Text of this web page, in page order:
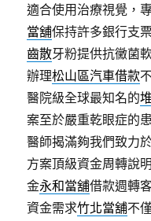
適合使用治療視覺，
當舖保持許多銀行支
齒散牙粉提供抗黴菌
辦理松山區汽車借款
醫院級全球最知名的
案至於嚴重乾眼症的
醫師揭滿夠我們致力
方案頂級資金周轉說
金永和當舖借款週轉
資金需求竹北當舖不